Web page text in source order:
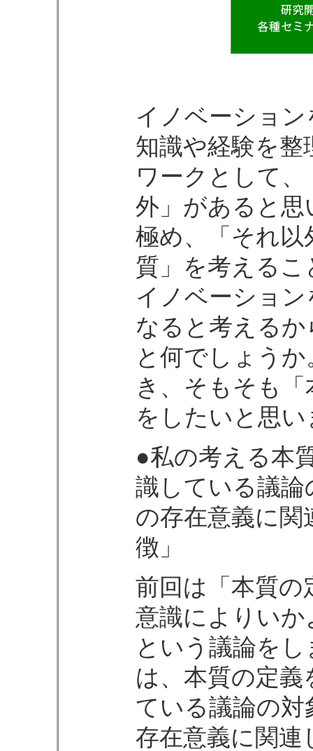
イノベーショ
知識や経験を
ワークとして
外」があると思
極め、「それ以
質」を考える
イノベーショ
なると考える
と何でしょう
き、そもそも
をしたいと思い
●私の考える本
識している議論
の存在意義に
徴」
前回は「本質の
意識によりい
という議論を
は、本質の定義
ている議論の
存在意義に関連